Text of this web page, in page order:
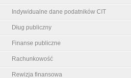
Indywidualne dane podatników CIT
Dług publiczny
Finanse publiczne
Rachunkowość
Rewizja finansowa